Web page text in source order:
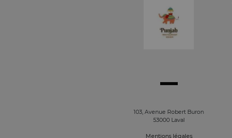
103, Avenue Robert Buron
53000 Laval
Mentions légales